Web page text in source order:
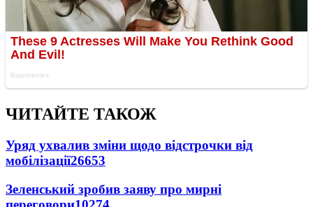
ЧИТАЙТЕ ТАКОЖ
Уряд ухвалив зміни щодо відстрочки від
мобілізації26653
Зеленський зробив заяву про мирні